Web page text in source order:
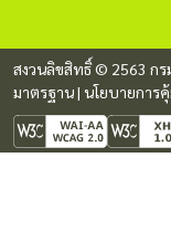
สงวนลิขสิทธิ์ © 2563 ก
มาตรฐาน| นโยบายการ